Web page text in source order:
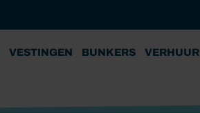
VESTINGEN BUNKERS VERHUUR